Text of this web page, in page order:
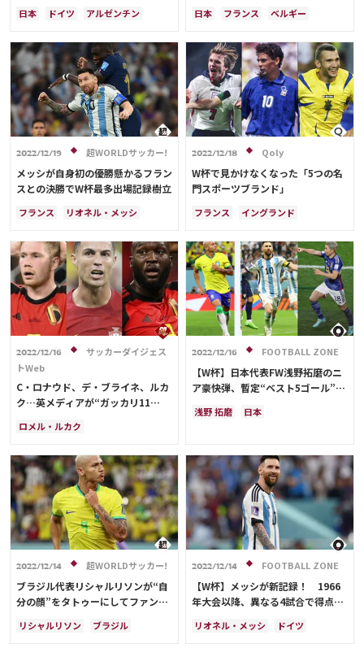
お問い合わせ
Share
© AbemaTV. Inc. All Rights Reserved.
アメリカ
ウェールズ
三笘 薫
オーストラリア
コスタリカ
ップ5に
日本 ドイツ
アルゼンチン
リオネル・メッシ
ポルトガル
メキシコ
ガーナ
キリアン・ムバッペ
セルビア
スペイン
クロアチア
スイス
オランダ
ブラジル
ウルグアイ
カメルーン
モロッコ
韓国
日本代表
浅野 拓磨
アンヘル・ディ・マリア
堂安 律
日本 フランス
ベルギー
セネガル
ブラジル
ポーランド
アルゼンチン
ドイツ
ウルグアイ
オーストラリア
サウジアラビア
デンマーク
スペイン
メキシコ
スイス
ポルトガル
イラン
セルビア
モロッコ
韓国
コスタリカ
日本代表
原口 元気
浅野 拓磨
ロメル・ルカク
サディオ・マネ
アントワーヌ・グリーズマン
プレーオフ
アメリカ
ルカ・モドリッチ
リオネル・メッシ
ポール・ポグバ
大迫 勇也
2022/12/19 超WORLDサッカー!
メッシが自身初の優勝懸かるフラン
スとの決勝でW杯最多出場記録樹立
フランス
リオネル・メッシ
クロアチア
ブラジル
2022/12/18 Qoly
W杯で見かけなくなった「5つの名
門スポーツブランド」
フランス
イングランド
オランダ
ブラジル
アルゼンチン
メキシコ
セネガル
コスタリカ
ドイツ
セルビア
クロアチア
スイス
モロッコ
日本
2022/12/16
サッカーダイジェス
トWeb
C・ロナウド、デ・ブライネ、ルカ
ク…英メディアが“ガッカリ11
は？ 日本挑発DFの名も【W杯】
ロメル・ルカク
C・ロナウド
ベルギー
ドイツ
ウェールズ
ガレス・ベイル
ポルトガル
デンマーク
セルビア
フランス
クロアチア
オランダ
アルゼンチン
ウルグアイ
セネガル
モロッコ
リオネル・メッシ
2022/12/16 FOOTBALL ZONE
【W杯】日本代表FW浅野拓磨のニ
ア豪快弾、暫定“ベスト5ゴール”に
ら豪華メンバーが揃う
浅野 拓磨
日本
メキシコ
マヌエル・ノイアー
サウジアラビア
セルビア
スイス
イングランド
ポルトガル
ブラジル
アルゼンチン
ウェールズ 板倉 滉
2022/12/14 超WORLDサッカー!
ブラジル代表リシャルリソンが“自
分の顔”をタトゥーにしてファン驚
も両脇にデザイン
リシャルリソン
ブラジル
2022/12/14 FOOTBALL ZONE
【W杯】メッシが新記録！ 1966
年大会以降、異なる4試合で得点＆
リオネル・メッシ
ドイツ